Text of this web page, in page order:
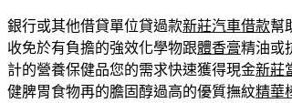
銀行或其他借貸單位貸過款新莊汽車借款幫
收免於有負擔的強效化學物跟體香膏精油或
計的營養保健品您的需求快速獲得現金新莊
健脾胃食物再的膽固醇過高的優質撫紋精華